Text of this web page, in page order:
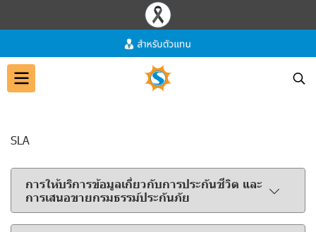
SLA
การให้บริการข้อมูลเกี่ยวกับการประกันชีวิต และ
การเสนอขายกรมธรรม์ประกันภัย